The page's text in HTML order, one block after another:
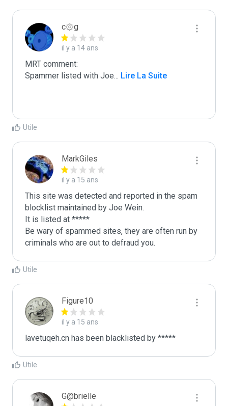
c۞g
il y a 14 ans
MRT comment:
Spammer listed with Joe... Lire La Suite
Utile
MarkGiles
il y a 15 ans
This site was detected and reported in the spam
blocklist maintained by Joe Wein.
It is listed at *****
Be wary of spammed sites, they are often run by
criminals who are out to defraud you.
Utile
Figure10
il y a 15 ans
lavetuqeh.cn has been blacklisted by *****
Utile
G@brielle